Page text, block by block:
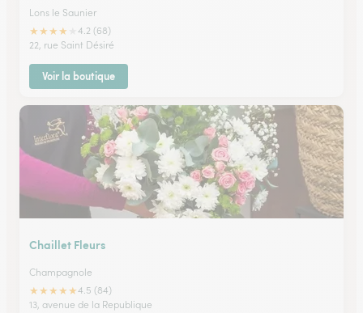
Lons le Saunier
★★★★
4.2 (68)
22, rue Saint Désiré
Voir la boutique
Chaillet Fleurs
Champagnole
★★★★★4.5 (84)
13, avenue de la Republique